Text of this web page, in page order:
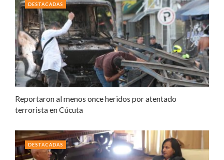
Reportaron al menos once heridos por atentado
terrorista en Cúcuta
DESTACADAS
DESTACADAS